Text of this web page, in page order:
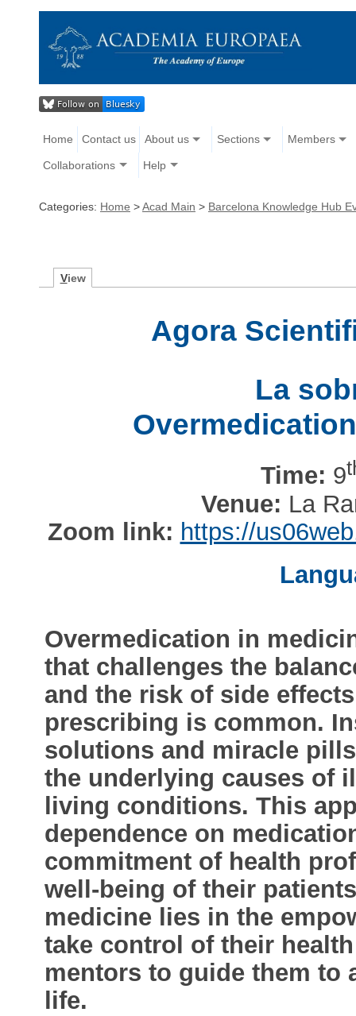
Home Contact us About us Sections Members
Collaborations Help
Categories: Home >Acad Main > Barcelona Knowledge Hub
View
Agora
La
Time: 9
Venue: La
Zoom link: https://
Overmedication in
that challenges the
and the risk of side
prescribing is common.
solutions and miracle
the underlying causes of
living conditions. This
dependence on
commitment of health
well-being of their
medicine lies in the
take control of their
mentors to guide them to
life.